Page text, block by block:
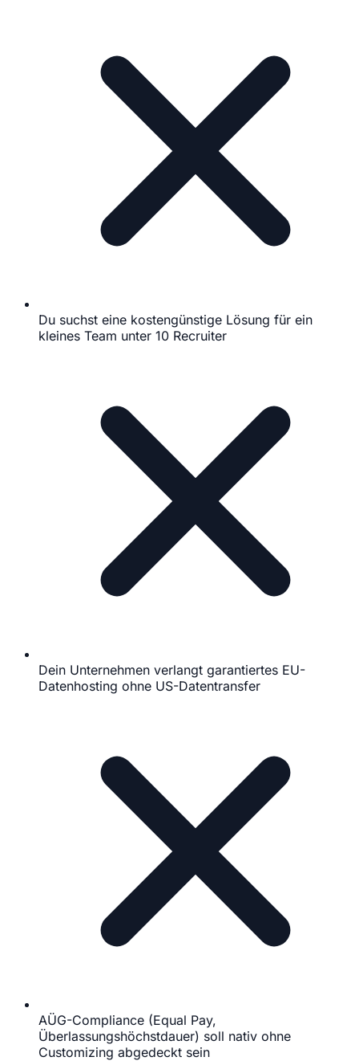
Du suchst eine kostengünstige Lösung für ein
kleines Team unter 10 Recruiter
Dein Unternehmen verlangt garantiertes EU-
Datenhosting ohne US-Datentransfer
AÜG-Compliance (Equal Pay,
Überlassungshöchstdauer) soll nativ ohne
Customizing abgedeckt sein